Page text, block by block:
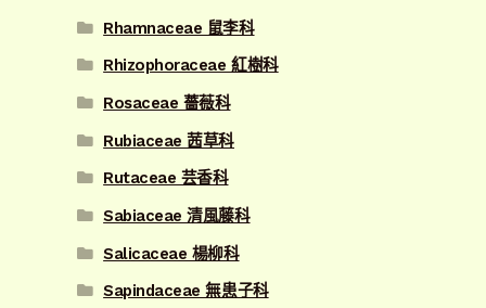
Rhamnaceae 鼠李科
Rhizophoraceae 紅樹科
Rosaceae 薔薇科
Rubiaceae 茜草科
Rutaceae 芸香科
Sabiaceae 清風藤科
Salicaceae 楊柳科
Sapindaceae 無患子科